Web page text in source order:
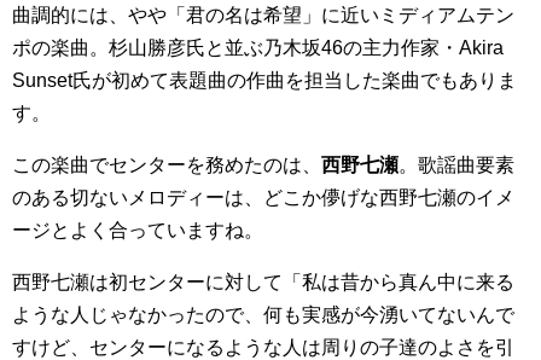
曲調的には、やや「君の名は希望」に近いミディアムテン
ポの楽曲。杉山勝彦氏と並ぶ乃木坂46の主力作家・Akira
Sunset氏が初めて表題曲の作曲を担当した楽曲でもありま
す。
この楽曲でセンターを務めたのは、 西野七瀬。歌謡曲要素
のある切ないメロディーは、どこか儚げな西野七瀬のイメ
ージとよく合っていますね。
西野七瀬は初センターに対して「私は昔から真ん中に来る
ような人じゃなかったので、何も実感が今湧いてないんで
すけど、センターになるような人は周りの子達のよさを引